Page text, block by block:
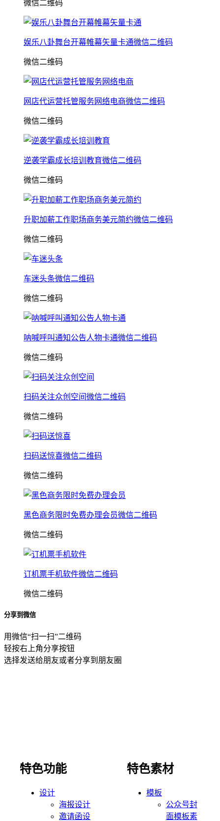
微信二维码
娱乐八卦舞台开幕帷幕矢量卡通微信二维码
微信二维码
网店代运营托管服务网络电商微信二维码
微信二维码
逆袭学霸成长培训教育微信二维码
微信二维码
升职加薪工作职场商务美元简约微信二维码
微信二维码
车迷头条微信二维码
微信二维码
呐喊呼叫通知公告人物卡通微信二维码
微信二维码
扫码关注众创空间微信二维码
微信二维码
扫码送惊喜微信二维码
微信二维码
黑色商务限时免费办理会员微信二维码
微信二维码
订机票手机软件微信二维码
微信二维码
分享到微信
用微信“扫一扫”二维码
轻按右上角分享按钮
选择发送给朋友或者分享到朋友圈
特色功能
设计
海报设计
邀请函设
特色素材
模板
公众号封
面模板素